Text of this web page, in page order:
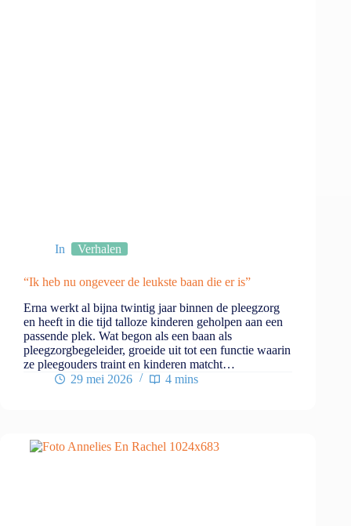
In Verhalen
“Ik heb nu ongeveer de leukste baan die er is”
Erna werkt al bijna twintig jaar binnen de pleegzorg
en heeft in die tijd talloze kinderen geholpen aan een
passende plek. Wat begon als een baan als
pleegzorgbegeleider, groeide uit tot een functie waarin
ze pleegouders traint en kinderen matcht…
29 mei 2026
4 mins